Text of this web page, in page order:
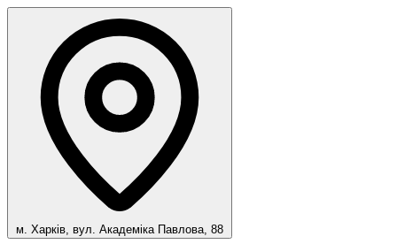
м. Харків, вул. Академіка Павлова, 88